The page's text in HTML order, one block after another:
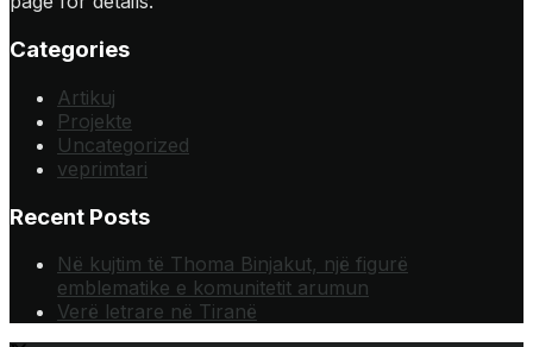
Categories
Artikuj
Projekte
Uncategorized
veprimtari
Recent Posts
Në kujtim të Thoma Binjakut, një figurë
emblematike e komunitetit arumun
Verë letrare në Tiranë